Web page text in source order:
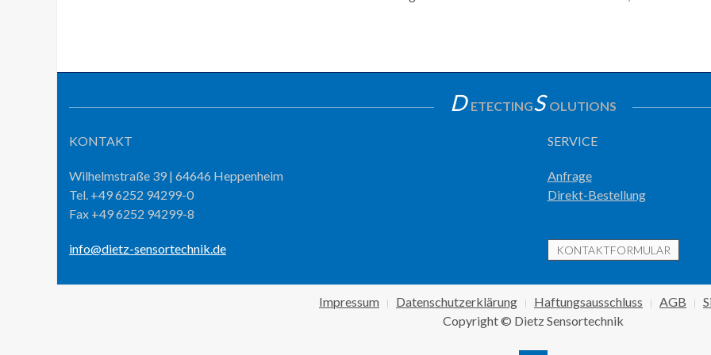
D ETECTINGS OLUTIONS
KONTAKT
Wilhelmstraße 39 | 64646 Heppenheim
Tel. +49 6252 94299-0
Fax +49 6252 94299-8
info@dietz-sensortechnik.de
SERVICE
Anfrage
Direkt-Bestellung
KONTAKTFORMULAR
Impressum Datenschutzerklärung Haftungsausschluss AGB
Copyright © Dietz Sensortechnik